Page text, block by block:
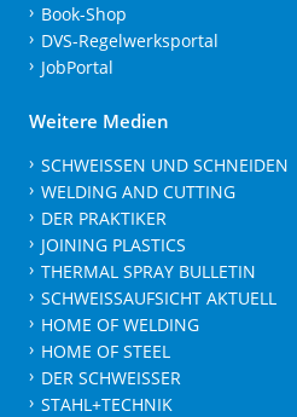
Book-Shop
DVS-Regelwerksportal
JobPortal
Weitere Medien
SCHWEISSEN UND SCHNEIDEN
WELDING AND CUTTING
DER PRAKTIKER
JOINING PLASTICS
THERMAL SPRAY BULLETIN
SCHWEISSAUFSICHT AKTUELL
HOME OF WELDING
HOME OF STEEL
DER SCHWEISSER
STAHL+TECHNIK